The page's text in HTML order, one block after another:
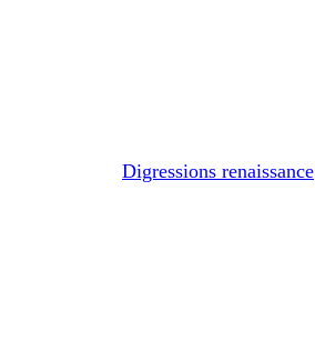
Digressions renaissance